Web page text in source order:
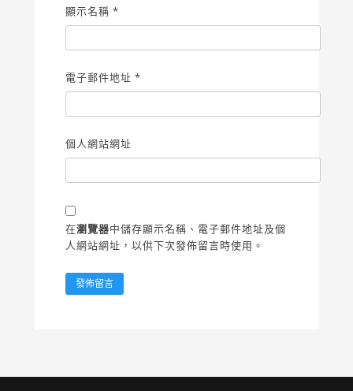
顯示名稱 *
電子郵件地址 *
個人網站網址
在瀏覽器中儲存顯示名稱、電子郵件地址及個
人網站網址，以供下次發佈留言時使用。